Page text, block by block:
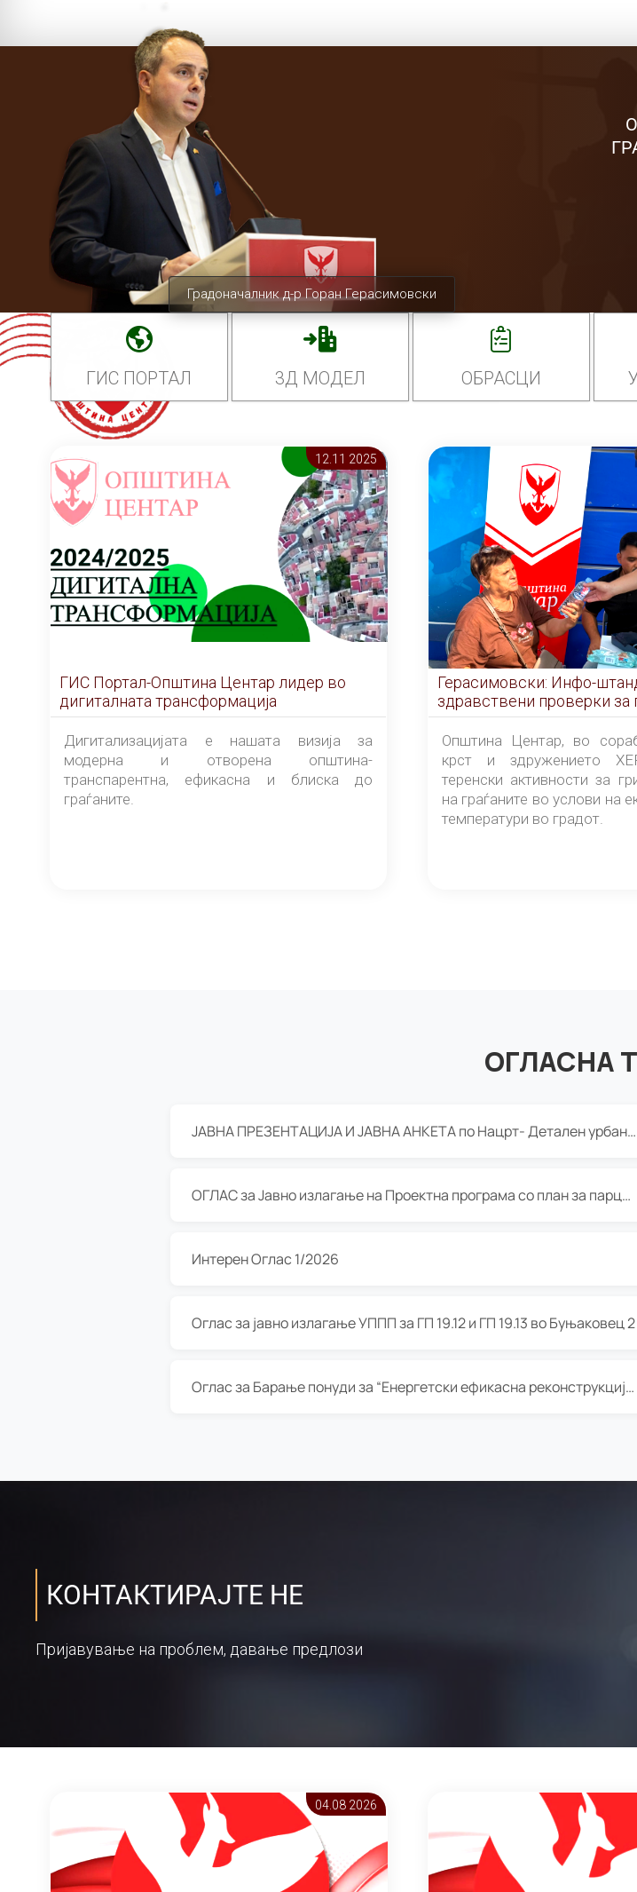
Градоначалник д-р Горан Герасимовски
ГИС ПОРТАЛ 3Д МОДЕЛ ОБРАСЦИ
12.11 2025
ГИС Портал-Општина Центар лидер во
дигиталната трансформација
Дигитализацијата е нашата визија за
модерна и отворена општина-
транспарентна, ефикасна и блиска до
граѓаните.
Герасимовски: Инфо-
здравствени проверки за
граѓаните во услови на
Општина Центар, во
крст и здружението
теренски активности за
на граѓаните во услови на
температури во градот.
ОГЛАСНА
ЈАВНА ПРЕЗЕНТАЦИЈА И ЈАВНА АНКЕТА по Нацрт- Детален урбанистички план Градска четврт Ј 05- Барутана, Општина Центар- Скопје, плански период 2025-2030
ОГЛАС за Јавно излагање на Проектна програма со план за парцелација за Урбанистички проект со план за парцелација за спојување на ГП 20.12 и ГП 20.37 од Изменување и дополнување на Детален урбанистички план Буњаковец 2, Општина Центар – Скопје
Интерен Оглас 1/2026
Оглас за јавно излагање УППП за ГП 19.12 и ГП 19.13 во Буњаковец 2
Оглас за Барање понуди за “Енергетски ефикасна реконструкција на објектот ООУ „Св. Кирил и Методиј"
КОНТАКТИРАЈТЕ НЕ
Пријавување на проблем, давање предлози
04.08 2026